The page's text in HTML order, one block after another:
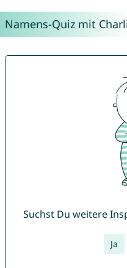
Namens-Quiz mit
Suchst Du weitere
Ja